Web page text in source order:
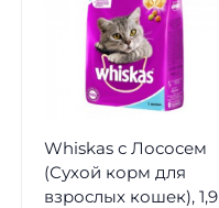
Whiskas с Лососем
(Сухой корм для
взрослых кошек), 1,9